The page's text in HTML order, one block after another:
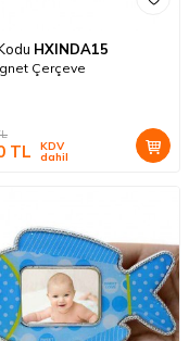
HXINDA15
Çerçeve
TL KDV
dahil